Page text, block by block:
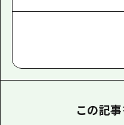
この記